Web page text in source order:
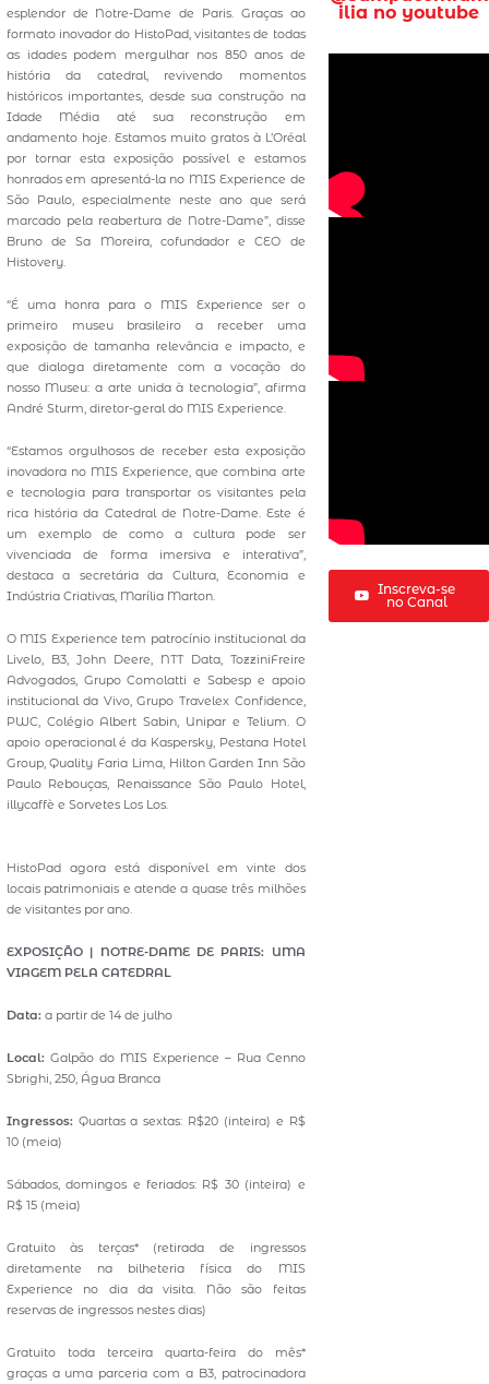
esplendor de Notre-Dame de Paris. Graças ao
formato inovador do HistoPad, visitantes de todas
as idades podem mergulhar nos 850 anos de
história da catedral, revivendo momentos
históricos importantes, desde sua construção na
Idade Média até sua reconstrução em
andamento hoje. Estamos muito gratos à L’Oréal
por tornar esta exposição possível e estamos
honrados em apresentá-la no MIS Experience de
São Paulo, especialmente neste ano que será
marcado pela reabertura de Notre-Dame”, disse
Bruno de Sa Moreira, cofundador e CEO de
Histovery.
“É uma honra para o MIS Experience ser o
primeiro museu brasileiro a receber uma
exposição de tamanha relevância e impacto, e
que dialoga diretamente com a vocação do
nosso Museu: a arte unida à tecnologia”, afirma
André Sturm, diretor-geral do MIS Experience.
“Estamos orgulhosos de receber esta exposição
inovadora no MIS Experience, que combina arte
e tecnologia para transportar os visitantes pela
rica história da Catedral de Notre-Dame. Este é
um exemplo de como a cultura pode ser
vivenciada de forma imersiva e interativa”,
destaca a secretária da Cultura, Economia e
Indústria Criativas, Marília Marton.
O MIS Experience tem patrocínio institucional da
Livelo, B3, John Deere, NTT Data, TozziniFreire
Advogados, Grupo Comolatti e Sabesp e apoio
institucional da Vivo, Grupo Travelex Confidence,
PWC, Colégio Albert Sabin, Unipar e Telium. O
apoio operacional é da Kaspersky, Pestana Hotel
Group, Quality Faria Lima, Hilton Garden Inn São
Paulo Rebouças, Renaissance São Paulo Hotel,
illycaffè e Sorvetes Los Los.
HistoPad agora está disponível em vinte dos
locais patrimoniais e atende a quase três milhões
de visitantes por ano.
EXPOSIÇÃO | NOTRE-DAME DE PARIS: UMA
VIAGEM PELA CATEDRAL
Data: a partir de 14 de julho
Local: Galpão do MIS Experience – Rua Cenno
Sbrighi, 250, Água Branca
Ingressos: Quartas a sextas: R$20 (inteira) e R$
10 (meia)
Sábados, domingos e feriados: R$ 30 (inteira) e
R$ 15 (meia)
Gratuito às terças* (retirada de ingressos
diretamente na bilheteria física do MIS
Experience no dia da visita. Não são feitas
reservas de ingressos nestes dias)
Gratuito toda terceira quarta-feira do mês*
graças a uma parceria com a B3, patrocinadora
ilia no youtube
Inscreva-se
no Canal